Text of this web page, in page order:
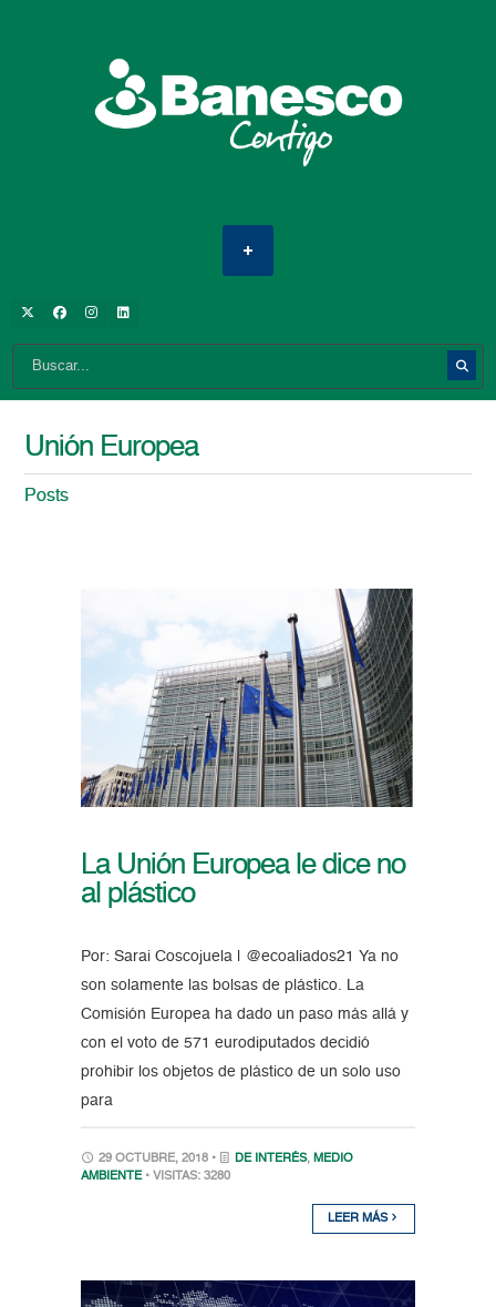
Unión Europea
Posts
La Unión Europea le dice no
al plástico
Por: Sarai Coscojuela | @ecoaliados21 Ya no
son solamente las bolsas de plástico. La
Comisión Europea ha dado un paso más allá y
con el voto de 571 eurodiputados decidió
prohibir los objetos de plástico de un solo uso
para
29 OCTUBRE, 2018 • DE INTERÉS, MEDIO
AMBIENTE • VISITAS: 3280
LEER MÁS